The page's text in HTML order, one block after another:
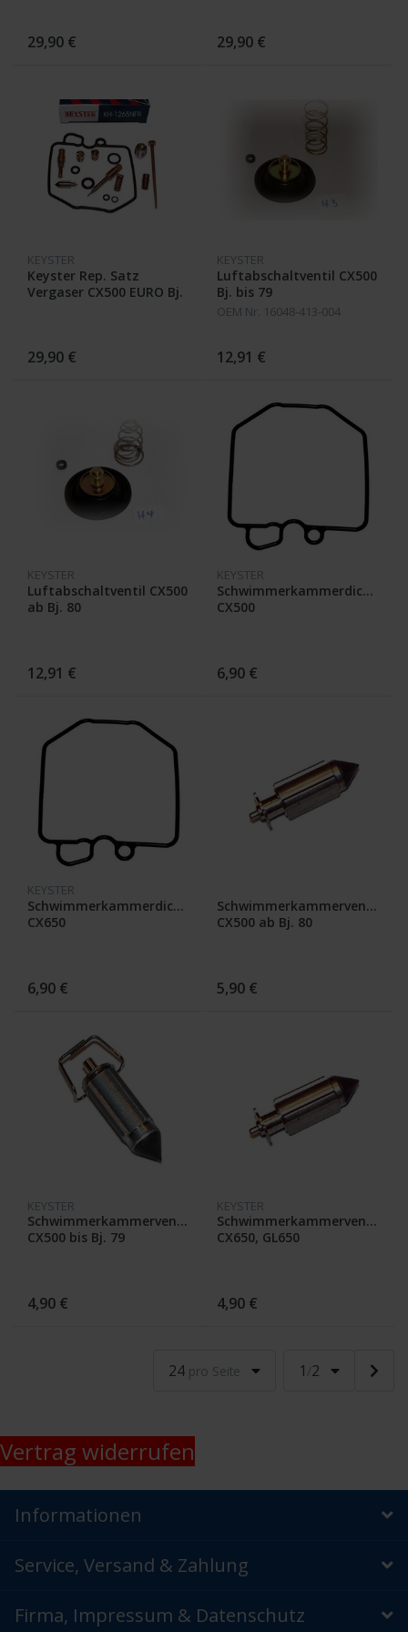
29,90 € 29,90 €
KEYSTER
Keyster Rep. Satz
Vergaser CX500 EURO Bj.
29,90 €
KEYSTER
Luftabschaltventil CX500
Bj. bis 79
OEM Nr. 16048-413-004
12,91 €
KEYSTER
Luftabschaltventil CX500
ab Bj. 80
12,91 €
KEYSTER
Schwimmerkammerdichtung
CX500
6,90 €
KEYSTER
Schwimmerkammerdichtung
CX650
6,90 €
Schwimmerkammerventil
CX500 ab Bj. 80
5,90 €
KEYSTER
Schwimmerkammerventil
CX500 bis Bj. 79
4,90 €
KEYSTER
Schwimmerkammerventil
CX650, GL650
4,90 €
24 pro Seite 1 /2
Vertrag widerrufen
Informationen
Service, Versand & Zahlung
Firma, Impressum & Datenschutz